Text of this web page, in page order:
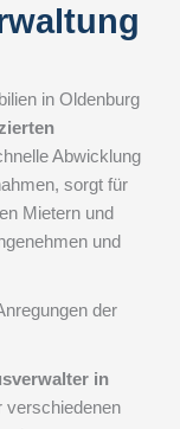
in Oldenburg
Abwicklung
sorgt für
Mietern und
und
der
in
verschiedenen